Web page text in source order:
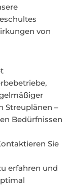
von
Streuplänen –
Bedürfnissen
Sie
erfahren und